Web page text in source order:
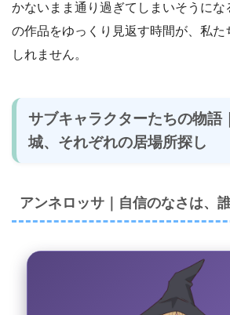
かないまま通り過ぎてしまいそうにな
の作品をゆっくり見返す時間が、私た
しれません。
サブキャラクターたちの物語
城、それぞれの居場所探し
アンネロッサ｜自信のなさは、